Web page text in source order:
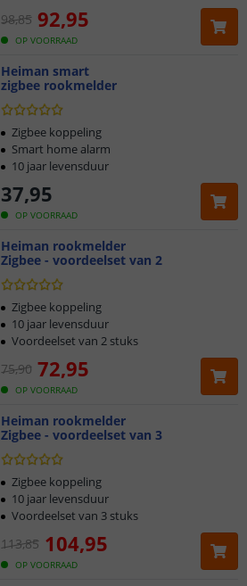
OP VOORRAAD
98,85 92,95
Heiman smart
zigbee rookmelder
OP VOORRAAD
37,95
Zigbee koppeling
Smart home alarm
10 jaar levensduur
Heiman rookmelder
Zigbee - voordeelset van 2
OP VOORRAAD
75,90 72,95
Zigbee koppeling
10 jaar levensduur
Voordeelset van 2 stuks
Heiman rookmelder
Zigbee - voordeelset van 3
OP VOORRAAD
113,85 104,95
Zigbee koppeling
10 jaar levensduur
Voordeelset van 3 stuks